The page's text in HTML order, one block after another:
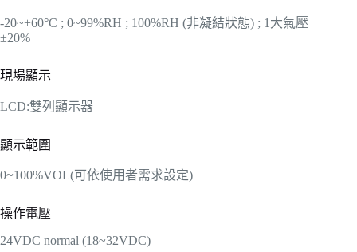
-20~+60°C ; 0~99%RH ; 100%RH (非凝結狀態) ; 1大氣壓
±20%
現場顯示
LCD:雙列顯示器
顯示範圍
0~100%VOL(可依使用者需求設定)
操作電壓
24VDC normal (18~32VDC)